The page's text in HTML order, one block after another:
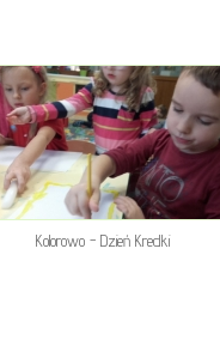
Kolorowo - Dzień Kredki